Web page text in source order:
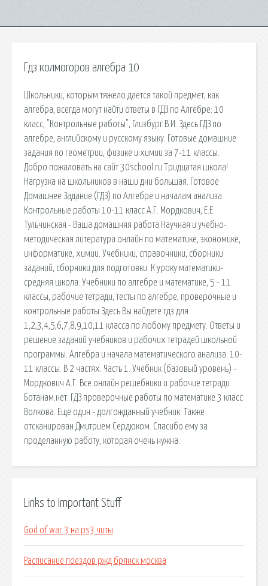
Гдз колмогоров алгебра 10
Школьники, которым тяжело дается такой предмет, как
алгебра, всегда могут найти ответы в ГДЗ по Алгебре: 10
класс, "Контрольные работы", Глизбург В.И. Здесь ГДЗ по
алгебре, английскому и русскому языку. Готовые домашние
задания по геометрии, физике и химии за 7-11 классы.
Добро пожаловать на сайт 30school.ru Тридцатая школа!
Нагрузка на школьников в наши дни большая. Готовое
Домашнее Задание (ГДЗ) по Алгебре и началам анализа.
Контрольные работы 10-11 класс А.Г. Мордкович, Е.Е.
Тульчинская - Ваша домашняя работа Научная и учебно-
методическая литература онлайн по математике, экономике,
информатике, химии. Учебники, справочники, сборники
заданий, сборники для подготовки. К уроку математики-
средняя школа. Учебники по алгебре и математике, 5 - 11
классы, рабочие тетради, тесты по алгебре, проверочные и
контрольные работы Здесь Вы найдете гдз для
1,2,3,4,5,6,7,8,9,10,11 класса по любому предмету. Ответы и
решение заданий учебников и рабочих тетрадей школьной
программы. Алгебра и начала математического анализа. 10-
11 классы. В 2 частях. Часть 1. Учебник (базовый уровень) -
Мордкович А.Г. Все онлайн решебники и рабочие тетради
Ботанам.нет. ГДЗ проверочные работы по математике 3 класс
Волкова. Еще один - долгожданный учебник. Также
отсканирован Дмитрием Сердюком. Спасибо ему за
проделанную работу, которая очень нужна.
Links to Important Stuff
God of war 3 на ps3 читы
Расписание поездов ржд брянск москва